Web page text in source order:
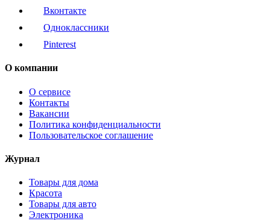
Вконтакте
Одноклассники
Pinterest
О компании
О сервисе
Контакты
Вакансии
Политика конфиденциальности
Пользовательское соглашение
Журнал
Товары для дома
Красота
Товары для авто
Электроника